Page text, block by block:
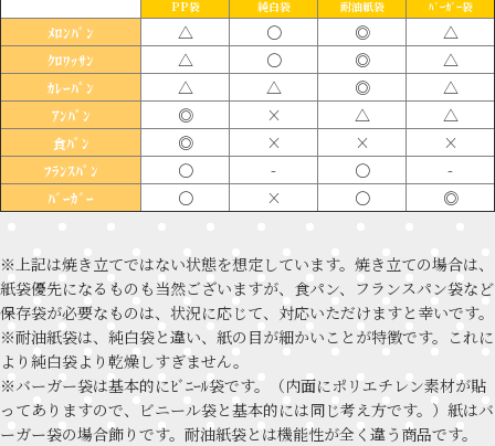
PP袋 純白袋 耐油紙袋 ﾊﾞｰｶﾞｰ袋
ﾒﾛﾝﾊﾟﾝ △ 〇 ◎ △
ｸﾛﾜｯｻﾝ △ 〇 ◎ △
ｶﾚｰﾊﾟﾝ △ △ ◎ △
ｱﾝﾊﾟﾝ ◎ × △ △
食ﾊﾟﾝ ◎ × × ×
ﾌﾗﾝｽﾊﾟﾝ 〇 - 〇 -
ﾊﾞｰｶﾞｰ 〇 × 〇 ◎
※上記は焼き立てではない状態を想定しています。焼き立ての場合は、
紙袋優先になるものも当然ございますが、食パン、フランスパン袋など
保存袋が必要なものは、状況に応じて、対応いただけますと幸いです。
※耐油紙袋は、純白袋と違い、紙の目が細かいことが特徴です。これに
より純白袋より乾燥しすぎません。
※バーガー袋は基本的にﾋﾞﾆｰﾙ袋です。（内面にポリエチレン素材が貼
ってありますので、ビニール袋と基本的には同じ考え方です。）紙はバ
ーガー袋の場合飾りです。耐油紙袋とは機能性が全く違う商品です。